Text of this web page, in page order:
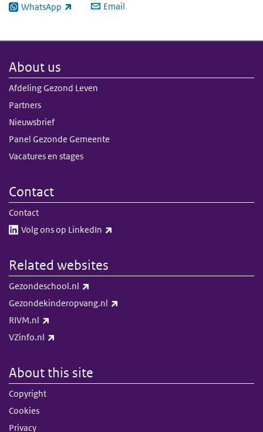
WhatsApp
(link is external) Email
About us
Afdeling Gezond Leven
Partners
Nieuwsbrief
Panel Gezonde Gemeente
Vacatures en stages
Contact
Contact
Volg ons op LinkedIn​​
Related websites
Gezondeschool.nl
Gezondekinderopvang.nl
RIVM.nl
VZinfo.nl
About this site
Copyright
Cookies
Privacy